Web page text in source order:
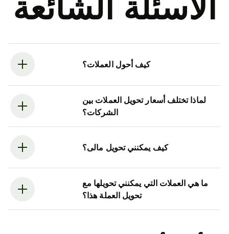
الأسئلة الشائعة
كيف أحول العملات؟
لماذا تختلف أسعار تحويل العملات بين
الشركات؟
كيف يمكنني تحويل مالى؟
ما هي العملات التي يمكنني تحويلها مع
تحويل العملة هذا؟